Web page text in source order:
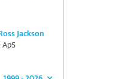
Jackson